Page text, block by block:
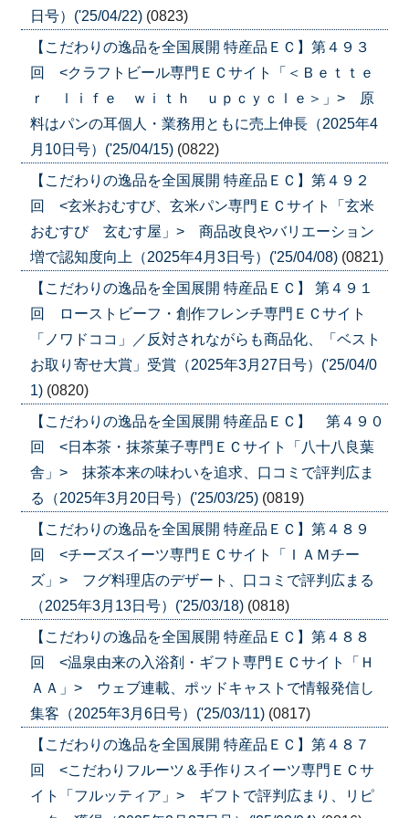
日号）('25/04/22) (0823)
【こだわりの逸品を全国展開 特産品ＥＣ】第４９３
回 <クラフトビール専門ＥＣサイト「＜Ｂｅｔｔｅ
ｒ ｌｉｆｅ ｗｉｔｈ ｕｐｃｙｃｌｅ＞」> 原
料はパンの耳個人・業務用ともに売上伸長（2025年4
月10日号）('25/04/15) (0822)
【こだわりの逸品を全国展開 特産品ＥＣ】第４９２
回 <玄米おむすび、玄米パン専門ＥＣサイト「玄米
おむすび 玄むす屋」> 商品改良やバリエーション
増で認知度向上（2025年4月3日号）('25/04/08) (0821)
【こだわりの逸品を全国展開 特産品ＥＣ】 第４９１
回 ローストビーフ・創作フレンチ専門ＥＣサイト
「ノワドココ」／反対されながらも商品化、「ベスト
お取り寄せ大賞」受賞（2025年3月27日号）('25/04/0
1) (0820)
【こだわりの逸品を全国展開 特産品ＥＣ】 第４９０
回 <日本茶・抹茶菓子専門ＥＣサイト「八十八良葉
舎」> 抹茶本来の味わいを追求、口コミで評判広ま
る（2025年3月20日号）('25/03/25) (0819)
【こだわりの逸品を全国展開 特産品ＥＣ】第４８９
回 <チーズスイーツ専門ＥＣサイト「ＩＡＭチー
ズ」> フグ料理店のデザート、口コミで評判広まる
（2025年3月13日号）('25/03/18) (0818)
【こだわりの逸品を全国展開 特産品ＥＣ】第４８８
回 <温泉由来の入浴剤・ギフト専門ＥＣサイト「Ｈ
ＡＡ」> ウェブ連載、ポッドキャストで情報発信し
集客（2025年3月6日号）('25/03/11) (0817)
【こだわりの逸品を全国展開 特産品ＥＣ】第４８７
回 <こだわりフルーツ＆手作りスイーツ専門ＥＣサ
イト「フルッティア」> ギフトで評判広まり、リピ